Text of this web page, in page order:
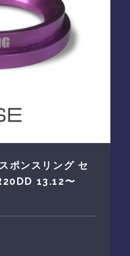
ポンスリング セ
13.12〜